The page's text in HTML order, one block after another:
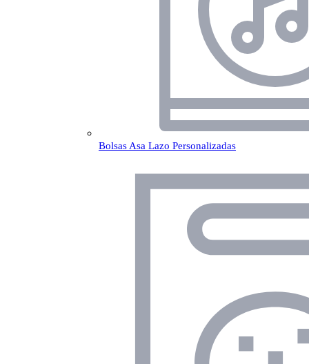
Bolsas Asa Lazo Personalizadas